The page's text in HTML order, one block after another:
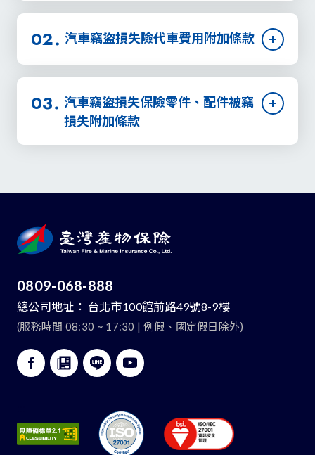
汽車竊盜損失險代車費用附加條款
汽車竊盜損失保險零件、配件被竊
損失附加條款
0809-068-888
總公司地址： 台北市100館前路49號8-9樓
(服務時間 08:30 ~ 17:30 | 例假、國定假日除外)